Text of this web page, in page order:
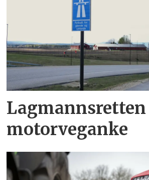
Lagmannsretten
motorveganke